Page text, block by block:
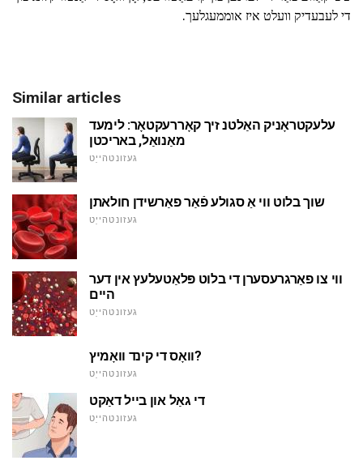
די לעבעדיק וועלט איז אוממעגלעך.
Similar articles
עלעקטראָניק האַלטנ זיך קאָררעקטאָר: לימעד
מאַנואַל, באריכטן
געזונטהייַט
שוך בלוט ווי אַ סגולע פֿאַר פאַרשידן חולאתן
געזונטהייַט
ווי צו פאַרגרעסערן די בלוט פּלאַטעלעץ אין דער
היים
געזונטהייַט
וואָס די קינד וואָמיץ?
געזונטהייַט
די גאַל און בייל דאַקט
געזונטהייַט